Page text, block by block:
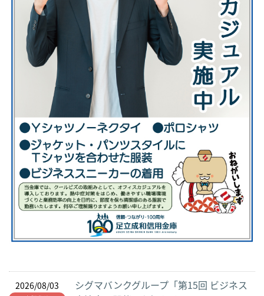
2026/08/03
シグマバンクグループ「第15回 ビジネス